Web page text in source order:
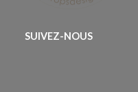
SUIVEZ-NOUS